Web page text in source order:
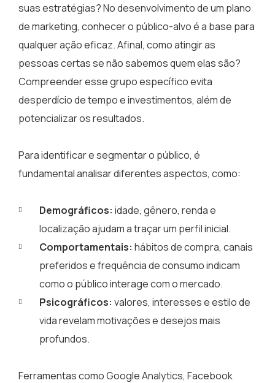
suas estratégias? No desenvolvimento de um plano
de marketing, conhecer o público-alvo é a base para
qualquer ação eficaz. Afinal, como atingir as
pessoas certas se não sabemos quem elas são?
Compreender esse grupo específico evita
desperdício de tempo e investimentos, além de
potencializar os resultados.
Para identificar e segmentar o público, é
fundamental analisar diferentes aspectos, como:
Demográficos: idade, gênero, renda e
localização ajudam a traçar um perfil inicial.
Comportamentais: hábitos de compra, canais
preferidos e frequência de consumo indicam
como o público interage com o mercado.
Psicográficos: valores, interesses e estilo de
vida revelam motivações e desejos mais
profundos.
Ferramentas como Google Analytics, Facebook